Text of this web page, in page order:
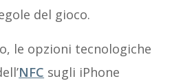
del gioco.
le opzioni tecnologiche
NFC sugli iPhone